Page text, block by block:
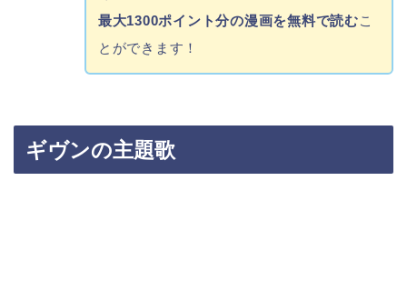
最大1300ポイント分の漫画を無料で読むこ
とができます！
ギヴンの主題歌